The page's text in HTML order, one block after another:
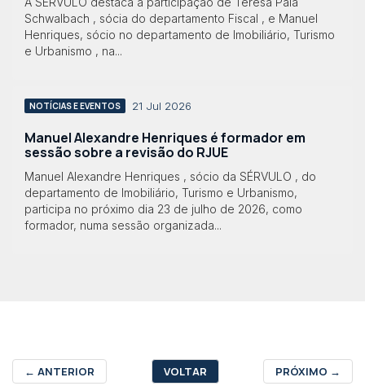
Schwalbach , sócia do departamento Fiscal , e Manuel
Henriques, sócio no departamento de Imobiliário, Turismo
e Urbanismo , na...
NOTÍCIAS E EVENTOS 21 Jul 2026
Manuel Alexandre Henriques é formador em
sessão sobre a revisão do RJUE
Manuel Alexandre Henriques , sócio da SÉRVULO , do
departamento de Imobiliário, Turismo e Urbanismo,
participa no próximo dia 23 de julho de 2026, como
formador, numa sessão organizada...
← ANTERIOR VOLTAR PRÓXIMO →